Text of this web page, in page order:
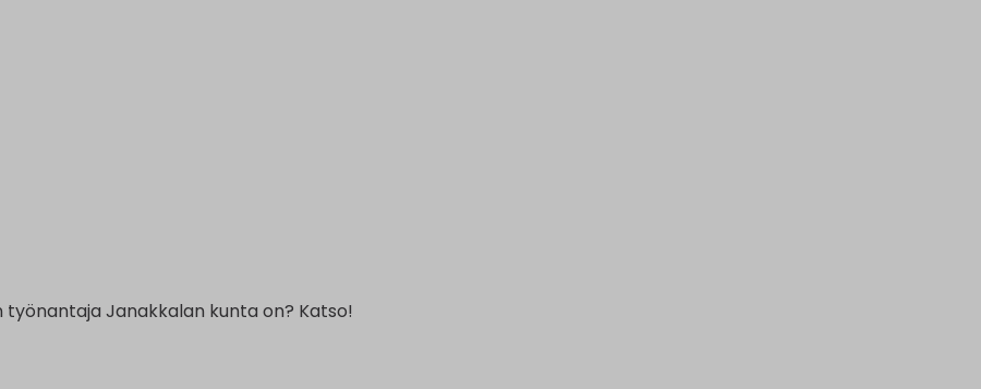
työnantaja Janakkalan kunta on? Katso!